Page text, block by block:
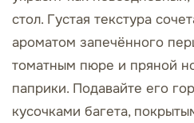
стол. Густая текстура
ароматом запечённого
томатным пюре и пряной
паприки. Подавайте его
кусочками багета,